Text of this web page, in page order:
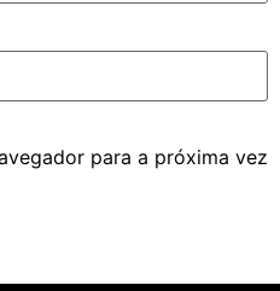
para a próxima vez